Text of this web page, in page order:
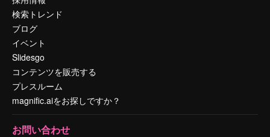
検索トレンド
ブログ
イベント
Slidesgo
コンテンツを販売する
プレスルーム
magnific.aiをお探しですか？
お問い合わせ